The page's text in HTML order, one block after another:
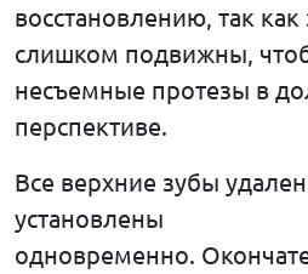
восстановлению, так
слишком подвижны,
несъемные протезы в
перспективе.
Все верхние зубы
установлены
одновременно.